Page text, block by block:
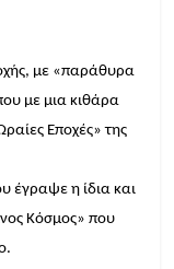
με «παράθυρα
με μια κιθάρα
Εποχές» της
έγραψε η ίδια και
Κόσμος» που